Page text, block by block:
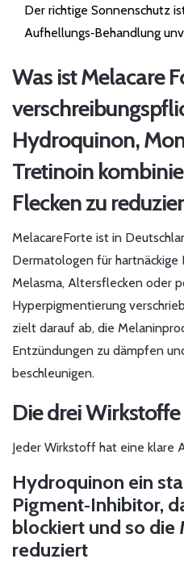
Der richtige Sonnenschutz
Aufhellungs‑Behandlung
Was istMelacare
Hydroquinon,
Tretinoin
Flecken zu
MelacareForte ist in
Dermatologen für
Melasma, Altersflecken oder
Hyperpigmentierung
zielt darauf ab, die
Entzündungen zu dämpfen
beschleunigen.
Die drei
Jeder Wirkstoff hat eine klare
Hydroquinon ein
Pigment‑Inhibitor,
blockiert und so
reduziert